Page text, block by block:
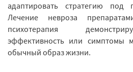
адаптировать стратегию под
Лечение невроза
психотерапия
эффективность или симптомы
обычный образ жизни.